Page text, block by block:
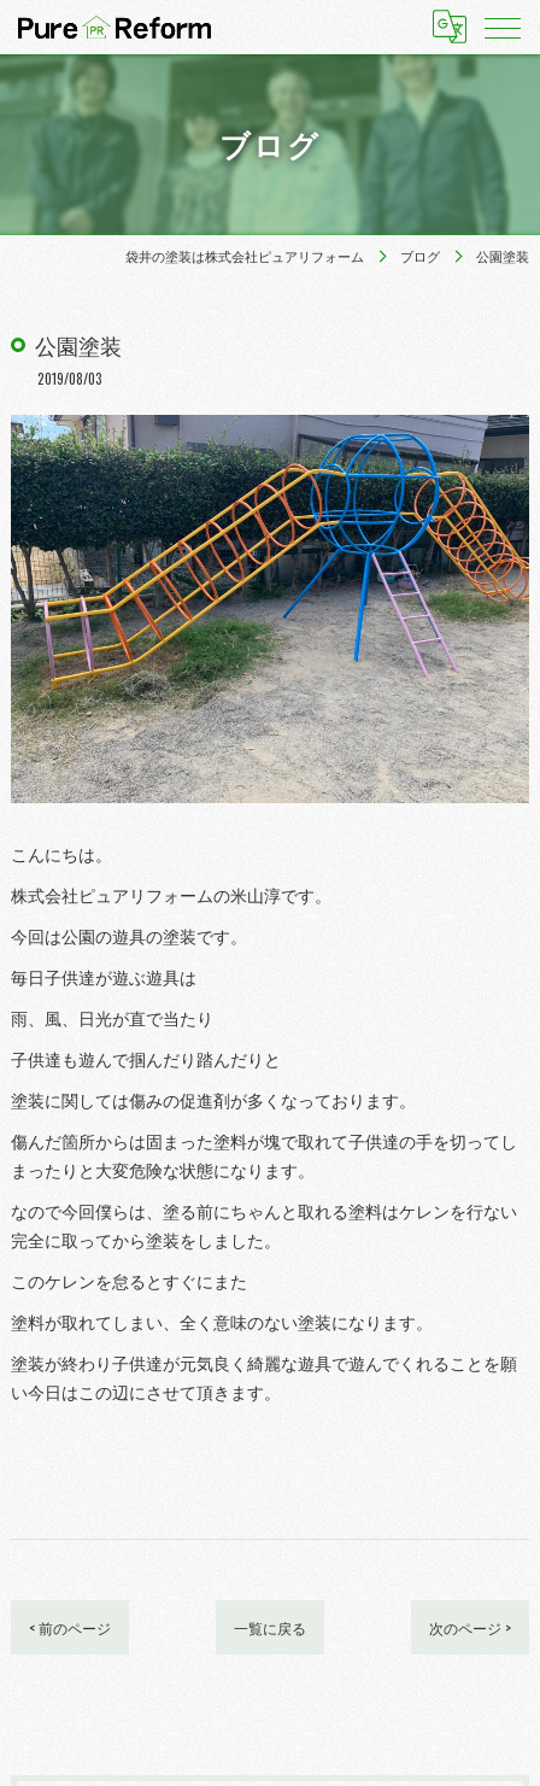
ブログ
袋井の塗装は株式会社ピュアリフォーム ブログ 公園塗装
公園塗装
2019/08/03
こんにちは。
株式会社ピュアリフォームの米山淳です。
今回は公園の遊具の塗装です。
毎日子供達が遊ぶ遊具は
雨、風、日光が直で当たり
子供達も遊んで掴んだり踏んだりと
塗装に関しては傷みの促進剤が多くなっております。
傷んだ箇所からは固まった塗料が塊で取れて子供達の手を切ってし
まったりと大変危険な状態になります。
なので今回僕らは、塗る前にちゃんと取れる塗料はケレンを行ない
完全に取ってから塗装をしました。
このケレンを怠るとすぐにまた
塗料が取れてしまい、全く意味のない塗装になります。
塗装が終わり子供達が元気良く綺麗な遊具で遊んでくれることを願
い今日はこの辺にさせて頂きます。
< 前のページ 一覧に戻る 次のページ >